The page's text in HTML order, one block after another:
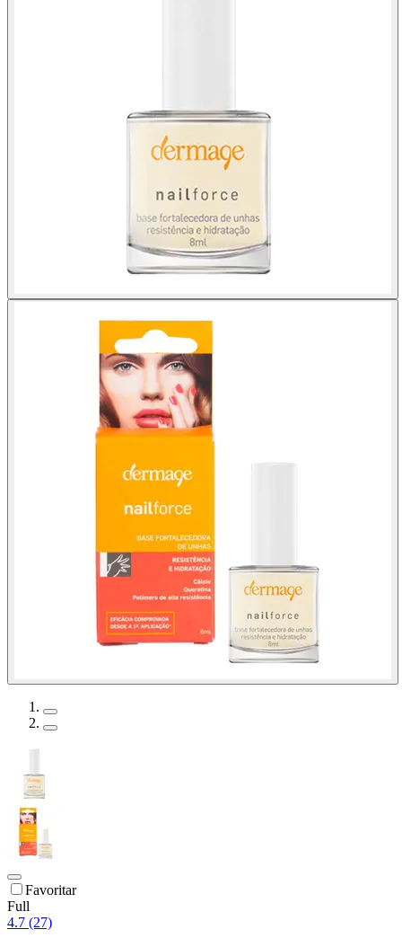
Favoritar
Full
4.7 (27)